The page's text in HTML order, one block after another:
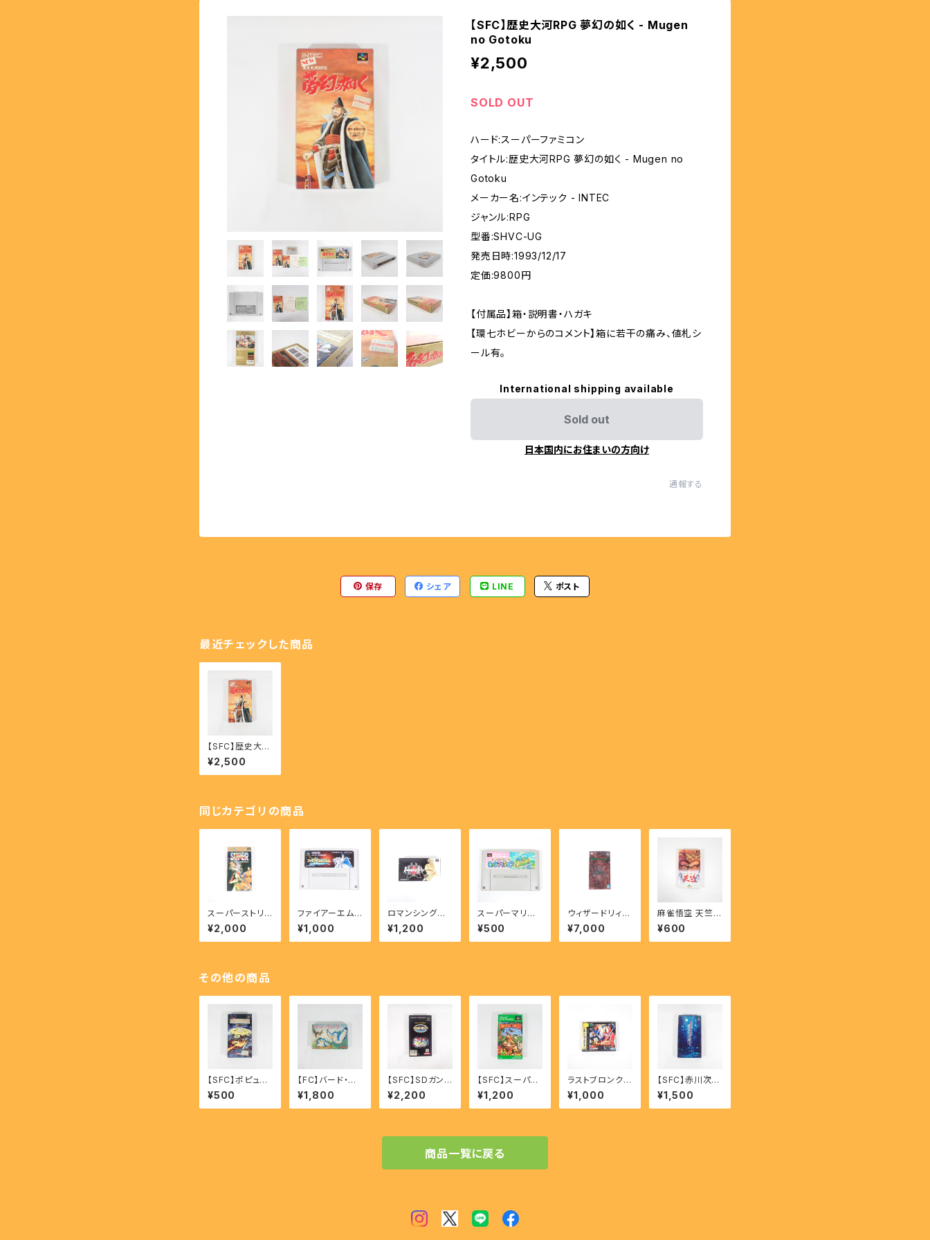
【GB】ゲームボーイ - GAME BOY
【PS】プレイステーション - PLAY STATION
【NG】ネオジオ - NEOGEO
【SS】セガサターン - SEGA SATURN
【DC】ドリームキャスト - DREAM CAST
【PCE】PCエンジン - PC ENGINE
【SFC】歴史大河RPG 夢幻の如く - Mugen
no Gotoku
¥2,500
SOLD OUT
ハード:スーパーファミコン
タイトル:歴史大河RPG 夢幻の如く - Mugen no
Gotoku
メーカー名:インテック - INTEC
ジャンル:RPG
型番:SHVC-UG
発売日時:1993/12/17
定価:9800円
【付属品】箱・説明書・ハガキ
【環七ホビーからのコメント】箱に若干の痛み、値札シ
ール有。
International shipping available
Sold out
日本国内にお住まいの方向け
通報する
保存 シェア LINE ポスト
最近チェックした商品
【SFC】歴史大河
RPG 夢幻の如く
- Mugen no G
otoku
¥2,500
同じカテゴリの商品
スーパーストリ
ートファイターⅡ
- SUPER STRE
ET FIGHTER II
¥2,000
ファイアーエム
ブレム 聖戦の系
譜 - FIRE EMB
LEM Seisen N
¥1,000
ロマンシングサ
ガ2 - Romanci
ng Sa・Ga 2 【S
FC】
¥1,200
スーパーマリオ
ヨッシーアイラン
ド - SUPER MA
RIO YOSSY IS
¥500
ウィザードリィ・
外伝Ⅳ 胎魔の鼓
動 - Wizardry
Throb of the
¥7,000
麻雀悟空 天竺 -
Majangoku Te
njiku 【SFC】
¥600
その他の商品
【SFC】ポピュラ
ス - POPULOU
S
¥500
【FC】バード・ウ
ィーク - BIRD
WEEK
¥1,800
【SFC】SDガンダ
ム外伝2 円卓の
騎士 - SD Gun
dam Gaiden2
¥2,200
【SFC】スーパー
ドンキーコング -
SUPER DONK
EY KONG
¥1,200
ラストブロンクス
- LAST BRON
X 【SS】
¥1,000
【SFC】赤川次郎
魔女たちの眠り-
Jiro Akagawa
Majotachi no
¥1,500
商品一覧に戻る